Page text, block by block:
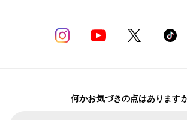
何かお気づきの点はあります